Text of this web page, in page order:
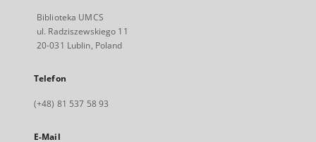
Biblioteka UMCS
ul. Radziszewskiego 11
20-031 Lublin, Poland
Telefon
(+48) 81 537 58 93
E-Mail